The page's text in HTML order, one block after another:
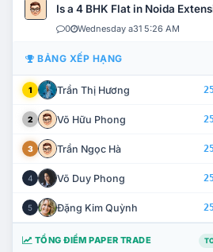
Is a 4 BHK Flat in Noida
0 Wednesday a31 5:26 AM
BẢNG XẾP HẠNG
1 Trần Thị Hương
2 Võ Hữu Phong
3 Trần Ngọc Hà
4 Võ Duy Phong
5 Đặng Kim Quỳnh
TỔNG ĐIỂM PAPER TRADE